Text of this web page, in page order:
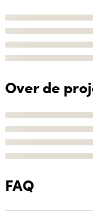
Over de
FAQ